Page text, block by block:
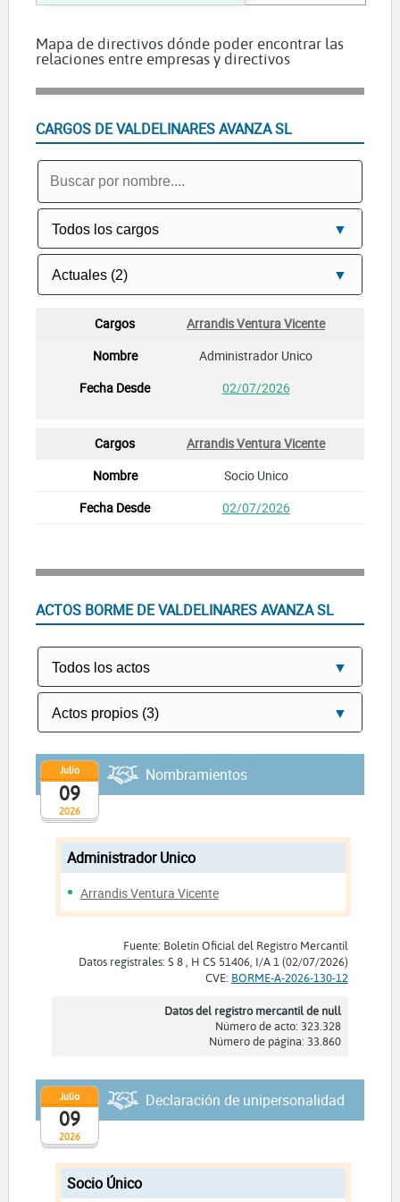
Mapa de directivos dónde poder encontrar las
relaciones entre empresas y directivos
CARGOS DE VALDELINARES AVANZA SL
Arrandis Ventura Vicente
Administrador Unico
02/07/2026
Arrandis Ventura Vicente
Socio Unico
02/07/2026
ACTOS BORME DE VALDELINARES AVANZA SL
2026
Julio
09
Nombramientos
Administrador Unico
Arrandis Ventura Vicente
Fuente: Boletín Oficial del Registro Mercantil
Datos registrales: S 8 , H CS 51406, I/A 1 (02/07/2026)
CVE: BORME-A-2026-130-12
Datos del registro mercantil de null
Número de acto: 323.328
Número de página: 33.860
2026
Julio
09
Declaración de unipersonalidad
Socio Único